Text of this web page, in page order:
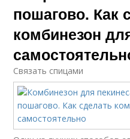
пошагово. Как
комбинезон
Связать спицами